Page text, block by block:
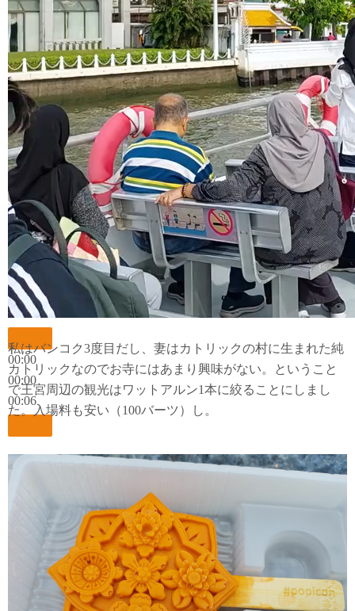
00:00
00:00
00:06
私はバンコク3度目だし、妻はカトリックの村に生まれた純
カトリックなのでお寺にはあまり興味がない。ということ
で王宮周辺の観光はワットアルン1本に絞ることにしまし
た。入場料も安い（100バーツ）し。